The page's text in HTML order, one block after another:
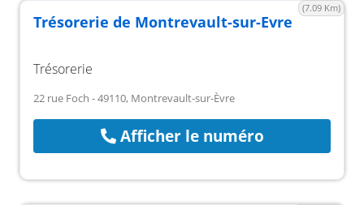
(7.09 Km)
Trésorerie de Montrevault-sur-Evre
Trésorerie
22 rue Foch - 49110, Montrevault-sur-Èvre
Afficher le numéro